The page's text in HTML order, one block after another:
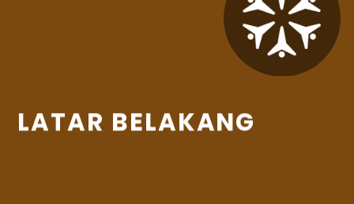
LATAR BELAKANG